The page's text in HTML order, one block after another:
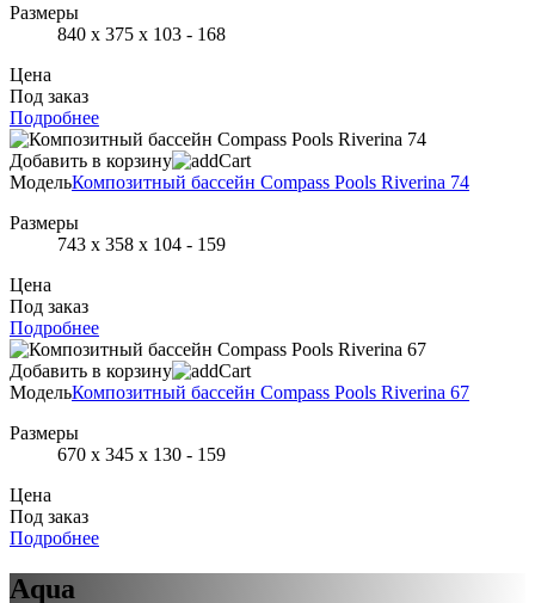
Размеры
840 х 375 х 103 - 168
Цена
Под заказ
Подробнее
Добавить в корзину
МодельКомпозитный бассейн Compass Pools Riverina 74
Размеры
743 х 358 х 104 - 159
Цена
Под заказ
Подробнее
Добавить в корзину
МодельКомпозитный бассейн Compass Pools Riverina 67
Размеры
670 х 345 х 130 - 159
Цена
Под заказ
Подробнее
Aqua